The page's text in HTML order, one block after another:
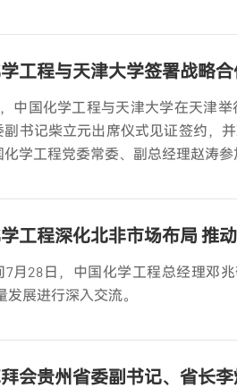
工程与天津大学签署战略
中国化学工程与天津大学在天津
副书记柴立元出席仪式见证签约，
学工程党委常委、副总经理赵涛参
工程深化北非市场布局 推
7月28日，中国化学工程总经理邓
发展进行深入交流。
会贵州省委副书记、省长